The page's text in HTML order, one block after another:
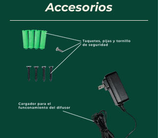
Accesorios